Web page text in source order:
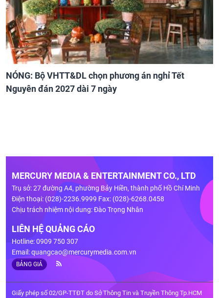
NÓNG: Bộ VHTT&DL chọn phương án nghỉ Tết
Nguyên đán 2027 dài 7 ngày
MERCURY MEDIA & ENTERTAINMENT CO., LTD
Trụ sở: 27 đường A4, phường Bảy Hiền, thành phố Hồ Chí Minh
Điện thoại: (028)-2236.9999 Fax: (028)-6268.0458
Chịu trách nhiệm nội dung: Đào Trọng Nhân
LIÊN HỆ QUẢNG CÁO
Hotline: 0909 750 307
Email:quangcao@mercurymedia.com.vn
BẢNG GIÁ
Giấy phép số 02/GP-TTĐT do Sở Thông Tin và Truyền Thông Tp.HCM